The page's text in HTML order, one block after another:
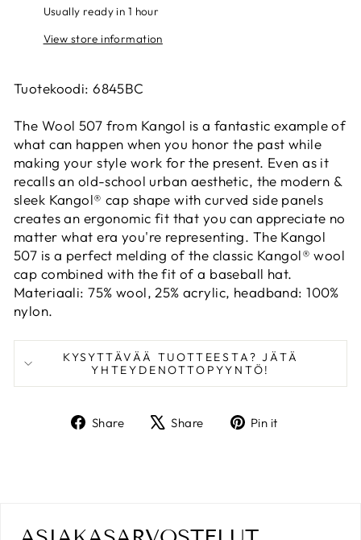
Usually ready in 1 hour
View store information
Tuotekoodi: 6845BC
The Wool 507 from Kangol is a fantastic example of
what can happen when you honor the past while
making your style work for the present. Even as it
recalls an old-school urban aesthetic, the modern &
sleek Kangol® cap shape with curved side panels
creates an ergonomic fit that you can appreciate no
matter what era you're representing. The Kangol
507 is a perfect melding of the classic Kangol® wool
cap combined with the fit of a baseball hat.
Materiaali: 75% wool, 25% acrylic, headband: 100%
nylon.
KYSYTTÄVÄÄ TUOTTEESTA? JÄTÄ
YHTEYDENOTTOPYYNTÖ!
Share
ShareShare
TweetPin it